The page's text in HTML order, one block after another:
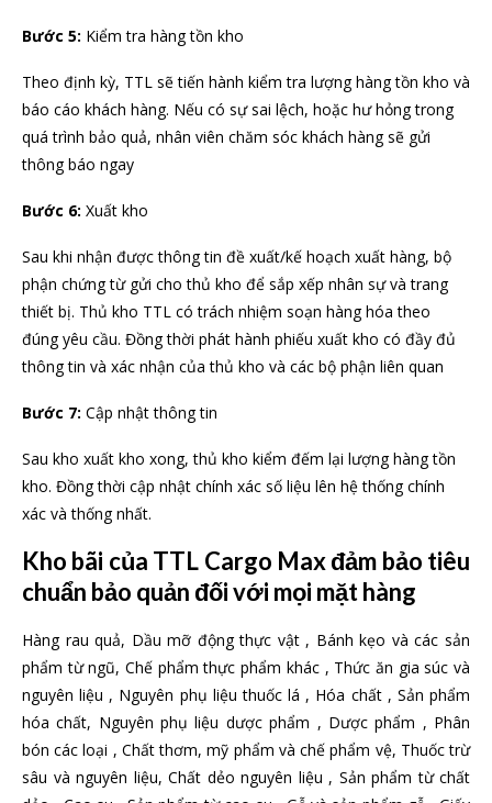
Bước 5: Kiểm tra hàng tồn kho
Theo định kỳ, TTL sẽ tiến hành kiểm tra lượng hàng tồn kho và
báo cáo khách hàng. Nếu có sự sai lệch, hoặc hư hỏng trong
quá trình bảo quả, nhân viên chăm sóc khách hàng sẽ gửi
thông báo ngay
Bước 6: Xuất kho
Sau khi nhận được thông tin đề xuất/kế hoạch xuất hàng, bộ
phận chứng từ gửi cho thủ kho để sắp xếp nhân sự và trang
thiết bị. Thủ kho TTL có trách nhiệm soạn hàng hóa theo
đúng yêu cầu. Đồng thời phát hành phiếu xuất kho có đầy đủ
thông tin và xác nhận của thủ kho và các bộ phận liên quan
Bước 7: Cập nhật thông tin
Sau kho xuất kho xong, thủ kho kiểm đếm lại lượng hàng tồn
kho. Đồng thời cập nhật chính xác số liệu lên hệ thống chính
xác và thống nhất.
Kho bãi của TTL Cargo Max đảm bảo tiêu
chuẩn bảo quản đối với mọi mặt hàng
Hàng rau quả, Dầu mỡ động thực vật , Bánh kẹo và các sản
phẩm từ ngũ, Chế phẩm thực phẩm khác , Thức ăn gia súc và
nguyên liệu , Nguyên phụ liệu thuốc lá , Hóa chất , Sản phẩm
hóa chất, Nguyên phụ liệu dược phẩm , Dược phẩm , Phân
bón các loại , Chất thơm, mỹ phẩm và chế phẩm vệ, Thuốc trừ
sâu và nguyên liệu, Chất dẻo nguyên liệu , Sản phẩm từ chất